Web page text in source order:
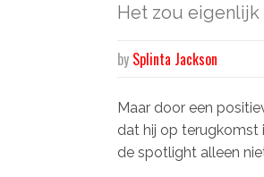
Het zou eigenlijk
by Splinta Jackson
Maar door een
dat hij op terugkomst
de spotlight alleen